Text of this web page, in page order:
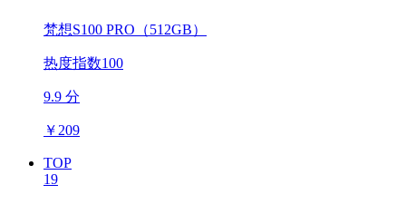
梵想S100 PRO（512GB）
热度指数100
9.9 分
￥ 209
TOP
19